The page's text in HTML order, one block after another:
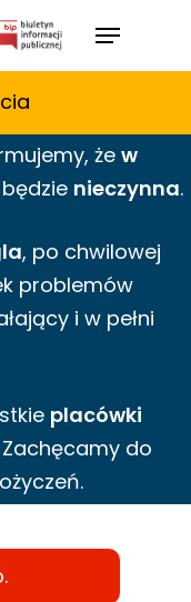
Menu
że w
będzie nieczynna.
, po chwilowej
problemów
i w pełni
placówki
Zachęcamy do